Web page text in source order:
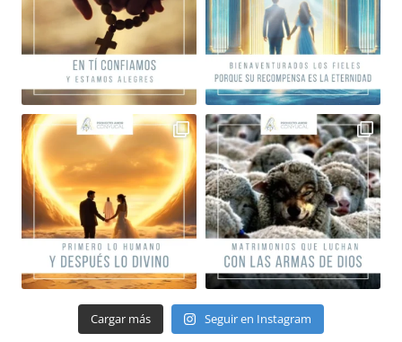
Cargar más Seguir en Instagram